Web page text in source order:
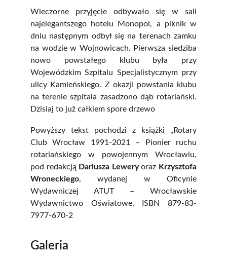
Wieczorne przyjęcie odbywało się w sali
najelegantszego hotelu Monopol, a piknik w
dniu następnym odbył się na terenach zamku
na wodzie w Wojnowicach. Pierwsza siedziba
nowo powstałego klubu była przy
Wojewódzkim Szpitalu Specjalistycznym przy
ulicy Kamieńskiego. Z okazji powstania klubu
na terenie szpitala zasadzono dąb rotariański.
Dzisiaj to już całkiem spore drzewo
Powyższy tekst pochodzi z książki „Rotary
Club Wrocław 1991-2021 – Pionier ruchu
rotariańskiego w powojennym Wrocławiu,
pod redakcją Dariusza Leweryoraz Krzysztofa
Wroneckiego, wydanej w Oficynie
Wydawniczej ATUT – Wrocławskie
Wydawnictwo Oświatowe, ISBN 879-83-
7977-670-2
Galeria